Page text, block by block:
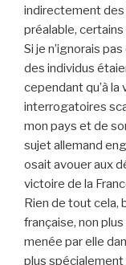
indirectement
préalable,
Si je n’ignorais
des individus
cependant qu’à la
interrogatoires
mon pays et de
sujet allemand
osait avouer aux
victoire de la
Rien de tout cela,
française, non
menée par elle
plus spécialement